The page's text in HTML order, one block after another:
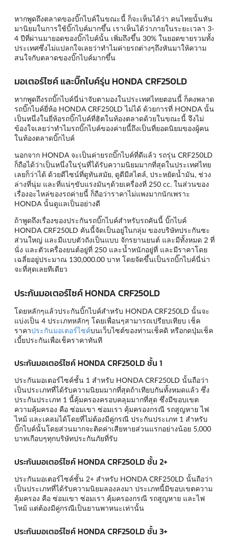
หากพูดถึงตลาดของบิ๊กไบค์ในขณะนี้ ก็จะเห็นได้ว่า คนไทยนั้นหัน
มานิยมในการใช้บิ๊กไบค์มากขึ้น เราเห็นได้ว่าภายในระยะเวลา 3-
4 ปีที่ผ่านมายอดของบิ๊กไบค์นั้น เพิ่มถึงขึ้น 30% ในยอดขายรวมทั้ง
ประเทศซึ่งไม่แปลกใจเลยว่าทำไมค่ายรถต่างๆถึงหันมาให้ความ
สนใจกับตลาดของบิ๊กไบค์มากขึ้น
มอเตอร์ไซค์ และบิ๊กไบค์รุ่น HONDA CRF250LD
หากพูดถึงรถบิ๊กไบค์นี่น่าจับตามองในประเทศไทยตอนนี้ ก็คงพลาด
รถบิ๊กไบค์ยี่ห้อ HONDA CRF250LD ไม่ได้ ด้วยการที่ HONDA นั้น
เป็นหนึ่งในยี่ห้อรถบิ๊กไบค์ที่ฮิตในท้องตลาดด้วยในขณะนี้ จึงไม่
ข้องใจเลยว่าทำไมรถบิ๊กไบค์ของค่ายนี้ถึงเป็นที่ยอดนิยมของผู้คน
ในท้องตลาดบิ๊กไบค์
นอกจาก HONDA จะเป็นค่ายรถบิ๊กไบค์ที่ดีแล้ว รถรุ่น CRF250LD
ก็ถือได้ว่าเป็นหนึ่งในรุ่นที่ได้รับความนิยมมากที่สุดในประเทศไทย
เลยก็ว่าได้ ด้วยดีไซน์ที่ดูทันสมัย, ดูดีมีสไตล์, ประหยัดน้ำมัน, ช่วง
ล่างที่นุ่ม และที่แน่ๆขับแรงมันๆด้วยเครื่องที่ 250 cc. ในส่วนของ
เรื่องอะไหล่ของรถค่ายนี้ ก็ถือว่าราคาไม่แพงมากนักเพราะ
HONDA นั้นดูแลเป็นอย่างดี
ถ้าพูดถึงเรื่องของประกันรถบิ๊กไบค์สำหรับรถคันนี้ บิ๊กไบค์
HONDA CRF250LD คันนี้จัดเป็นอยู่ในกลุ่ม ของบริษัทประกันซะ
ส่วนใหญ่ และมีแบบตัวถังเป็นแบบ จักรยานยนต์ และมีทั้งหมด 2 ที่
นั่ง และตัวเครื่องยนต์อยู่ที่ 250 และน้ำหนักอยู่ที่ และมีราคาโดย
เฉลี่ยอยู่ประมาณ 130,000.00 บาท โดยจัดขึ้นเป็นรถบิ๊กไบค์นี่น่า
จะที่สุดเลยทีเดียว
ประกันมอเตอร์ไซค์ HONDA CRF250LD
โดยหลักๆแล้วประกันบิ๊กไบค์สำหรับ HONDA CRF250LD นั้นจะ
แบ่งเป็น 4 ประเภทหลักๆ โดยเพื่อนๆสามารถเปรียบเทียบ เช็ค
ราคาประกันมอเตอร์ไซค์บนเว็บไซต์ของท่านเช็คดิ หรือกดปุ่มเช็ค
เบี้ยประกันเพื่อเช็คราคาทันที
ประกันมอเตอร์ไซค์ HONDA CRF250LD ชั้น 1
ประกันมอเตอร์ไซค์ชั้น 1 สำหรับ HONDA CRF250LD นั้นถือว่า
เป็นประเภทที่ได้รับความนิยมมากที่สุดถ้าเทียบกันทั้งหมดแล้ว ซึ่ง
ประกันประเภท 1 นี้คุ้มครองครอบคลุมมากที่สุด ซึ่งมีขอบเขต
ความคุ้มครอง คือ ซ่อมเขา ซ่อมเรา คุ้มครองกรณี รถสูญหาย ไฟ
ไหม้ และเคลมได้โดยที่ไม่ต้องมีคู่กรณี ประกันประเภท 1 สำหรับ
บิ๊กไบค์นั้นโดยส่วนมากจะติดค่าเสียหายส่วนแรกอย่างน้อย 5,000
บาทเกือบๆทุกบริษัทประกันภัยที่รับ
ประกันมอเตอร์ไซค์ HONDA CRF250LD ชั้น 2+
ประกันมอเตอร์ไซค์ชั้น 2+ สำหรับ HONDA CRF250LD นั้นถือว่า
เป็นประเภทที่ได้รับความนิยมลองลงมา ประเภทนี้มีขอบเขตความ
คุ้มครอง คือ ซ่อมเขา ซ่อมเรา คุ้มครองกรณี รถสูญหาย และไฟ
ไหม้ แต่ต้องมีคู่กรณีเป็นยานพาหนะเท่านั้น
ประกันมอเตอร์ไซค์ HONDA CRF250LD ชั้น 3+